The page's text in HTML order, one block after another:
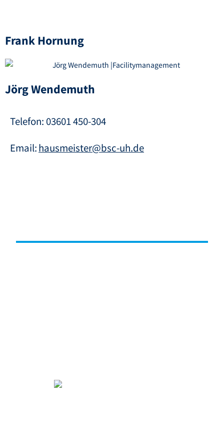
Frank Hornung
Jörg Wendemuth
Telefon: 03601 450-304
Email:hausmeister@bsc-uh.de